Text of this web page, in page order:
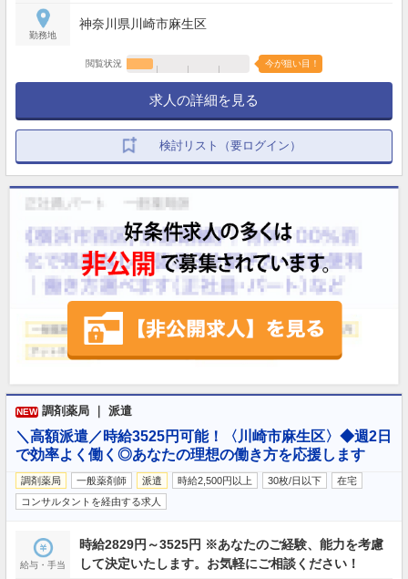
勤務地
神奈川県川崎市麻生区
閲覧状況 今が狙い目！
求人の詳細を見る
検討リスト（要ログイン）
NEW 調剤薬局 ｜ 派遣
＼高額派遣／時給3525円可能！〈川崎市麻生区〉◆週2日
で効率よく働く◎あなたの理想の働き方を応援します
調剤薬局 一般薬剤師 派遣 時給2,500円以上 30枚/日以下
在宅
コンサルタントを経由する求人
給与・手当
時給2829円～3525円 ※あなたのご経験、能力を考慮
して決定いたします。お気軽にご相談ください！